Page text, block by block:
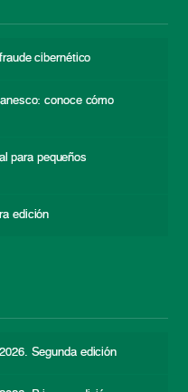
cibernético
conoce cómo
para pequeños
edición
Segunda edición